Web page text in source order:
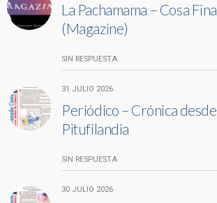
La Pachamama – Cosa Fina
(Magazine)
SIN RESPUESTA
31 JULIO 2026
Periódico – Crónica desde
Pitufilandia
SIN RESPUESTA
30 JULIO 2026